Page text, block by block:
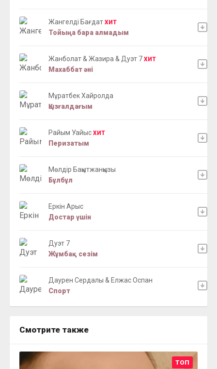
Жангелді Бағдат ХИТ
Тойыңа бара алмадым
Жанболат & Жазира & Дуэт 7 ХИТ
Махаббат әні
Мұратбек Хайролда
Қызғалдағым
Райым Уайыс ХИТ
Перизатым
Мөлдір Бақытжанқызы
Бұлбұл
Еркін Арыс
Достар үшін
Дуэт 7
Жұмбақ сезім
Даурен Сердалы & Елжас Оспан
Спорт
Смотрите также
ТОП